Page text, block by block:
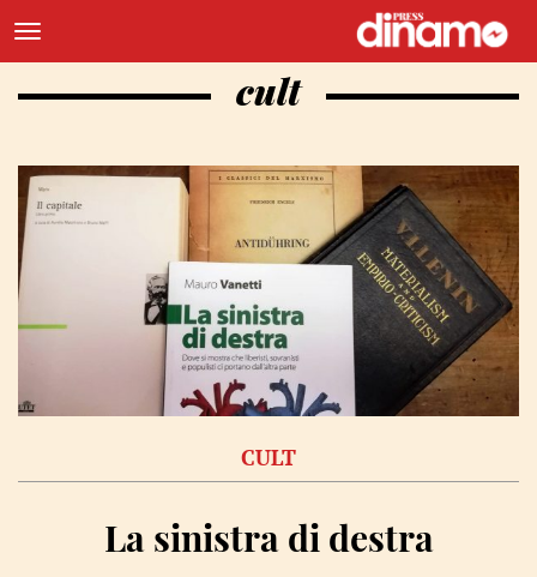
cult
CULT
La sinistra di destra